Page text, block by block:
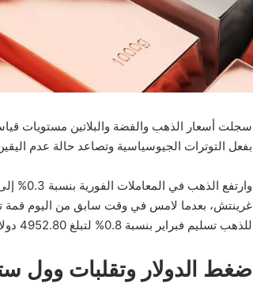
سجلت أسعار الذهب والفضة والبلاتين مستويات
بفعل التوترات الجيوسياسية وتصاعد حالة عدم
للذهب تسليم فبراير بنسبة 0.8% لتبلغ 4952.80 دولارا للأوقية.
ضغط الدولار وتقلبات وول